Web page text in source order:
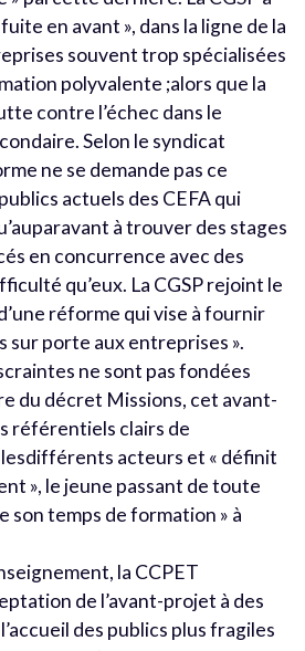
en avant », dans la ligne de la
souvent trop spécialisées
polyvalente ;alors que la
contre l’échec dans le
Selon le syndicat
ne se demande pas ce
actuels des CEFA qui
à trouver des stages
en concurrence avec des
qu’eux. La CGSP rejoint le
réforme qui vise à fournir
sur porte aux entreprises ».
ne sont pas fondées
du décret Missions, cet avant-
référentiels clairs de
acteurs et « définit
», le jeune passant de toute
son temps de formation » à
la CCPET
de l’avant-projet à des
des publics plus fragiles